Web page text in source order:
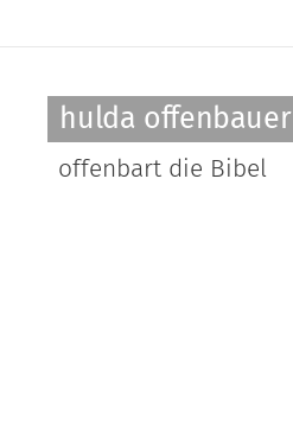
hulda offenbauer
offenbart die Bibel